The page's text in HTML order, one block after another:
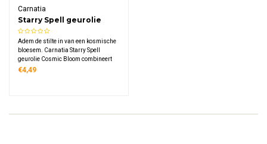
Carnatia
Starry Spell geurolie
Cosmic Bloom
Adem de stilte in van een kosmische
bloesem. Carnatia Starry Spell
geurolie Cosmic Bloom combineert
de zuivere frisheid van lotus met de
€4,49